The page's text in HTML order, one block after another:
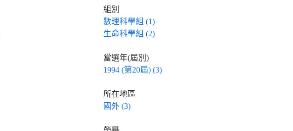
組別
數理科學組 (1)
生命科學組 (2)
當選年(屆別)
1994 (第20屆) (3)
所在地區
國外 (3)